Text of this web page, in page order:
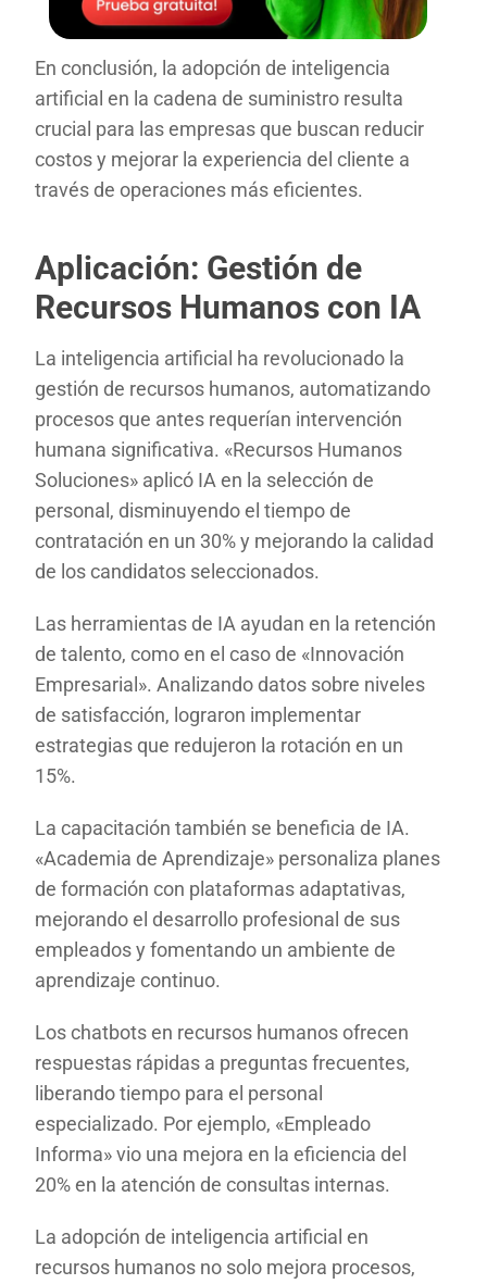
En conclusión, la adopción de inteligencia
artificial en la cadena de suministro resulta
crucial para las empresas que buscan reducir
costos y mejorar la experiencia del cliente a
través de operaciones más eficientes.
Aplicación: Gestión de
Recursos Humanos con IA
La inteligencia artificial ha revolucionado la
gestión de recursos humanos, automatizando
procesos que antes requerían intervención
humana significativa. «Recursos Humanos
Soluciones» aplicó IA en la selección de
personal, disminuyendo el tiempo de
contratación en un 30% y mejorando la calidad
de los candidatos seleccionados.
Las herramientas de IA ayudan en la retención
de talento, como en el caso de «Innovación
Empresarial». Analizando datos sobre niveles
de satisfacción, lograron implementar
estrategias que redujeron la rotación en un
15%.
La capacitación también se beneficia de IA.
«Academia de Aprendizaje» personaliza planes
de formación con plataformas adaptativas,
mejorando el desarrollo profesional de sus
empleados y fomentando un ambiente de
aprendizaje continuo.
Los chatbots en recursos humanos ofrecen
respuestas rápidas a preguntas frecuentes,
liberando tiempo para el personal
especializado. Por ejemplo, «Empleado
Informa» vio una mejora en la eficiencia del
20% en la atención de consultas internas.
La adopción de inteligencia artificial en
recursos humanos no solo mejora procesos,